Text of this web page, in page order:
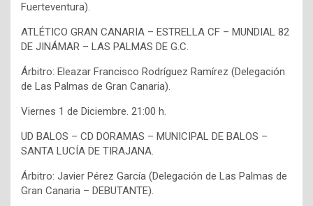
Fuerteventura).
ATLÉTICO GRAN CANARIA – ESTRELLA CF – MUNDIAL 82
DE JINÁMAR – LAS PALMAS DE G.C.
Árbitro: Eleazar Francisco Rodríguez Ramírez (Delegación
de Las Palmas de Gran Canaria).
Viernes 1 de Diciembre. 21:00 h.
UD BALOS – CD DORAMAS – MUNICIPAL DE BALOS –
SANTA LUCÍA DE TIRAJANA.
Árbitro: Javier Pérez García (Delegación de Las Palmas de
Gran Canaria – DEBUTANTE).